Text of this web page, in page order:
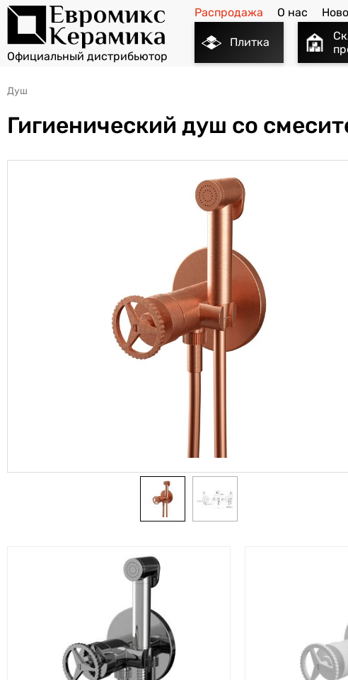
Распродажа О нас
Плитка
Душ
Гигиенический душ со